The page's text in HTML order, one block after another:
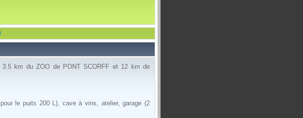
km du ZOO de PONT SCORFF et 12 km de
le puits 200 L), cave à vins, atelier, garage (2